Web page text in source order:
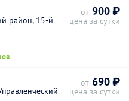
район, 15-й
от 900 ₽
цена за сутки
от 690 ₽
цена за сутки